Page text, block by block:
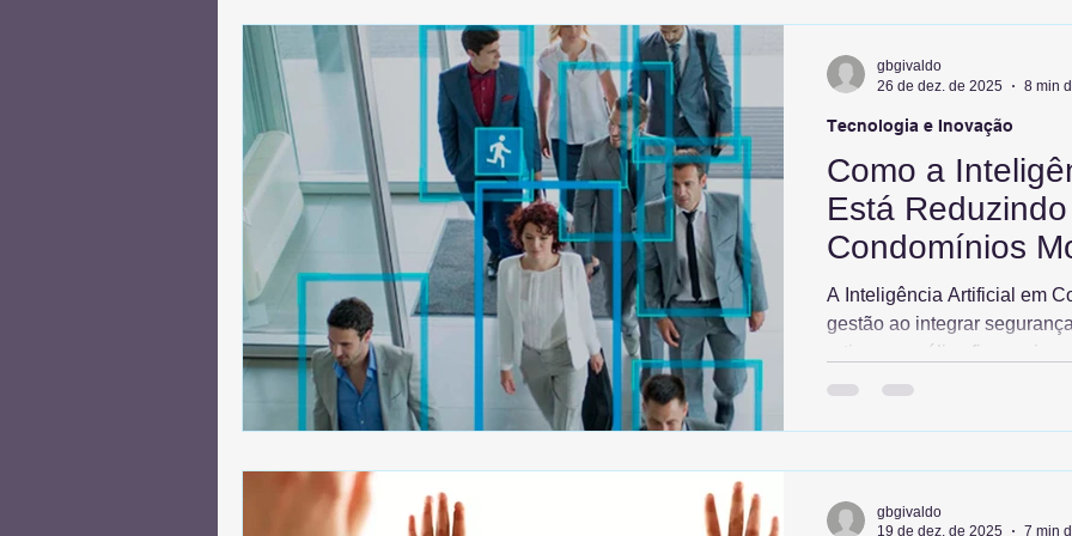
Como a
Está
Condomínios
A Inteligência Artificial em
gestão ao integrar
rotinas e análise financeira
modernidade, a tecnologia
riscos. A G.B. Síndico
entregar transparência total,
inteligentes custam menos e
Tecnologia e Inovação
gbgivaldo
26 de dez. de 2025
8 min
gbgivaldo
19 de dez. de 2025
7 min